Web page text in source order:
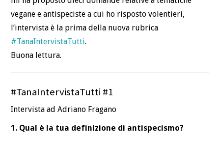
vegane e antispeciste a cui ho risposto volentieri,
l’intervista è la prima della nuova rubrica
#TanaIntervistaTutti.
Buona lettura.
#TanaIntervistaTutti #1
Intervista ad Adriano Fragano
1. Qual è la tua definizione di antispecismo?